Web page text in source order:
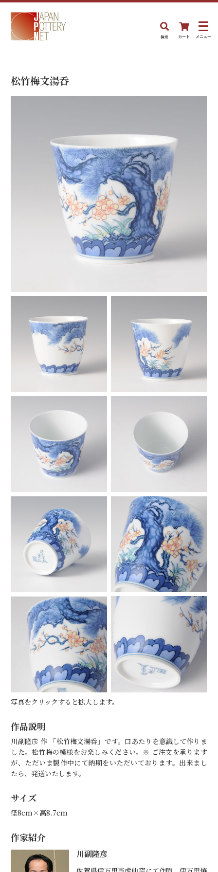
検索 カート メニュー
松竹梅文湯呑
写真をクリックすると拡大します。
作品説明
川副隆彦 作 「松竹梅文湯呑」です。口あたりを意識して作りま
した。松竹梅の模様をお楽しみください。※ ご注文を承ります
が、ただいま製作中にて納期をいただいております。出来まし
たら、発送いたします。
サイズ
径8cm×高8.7cm
作家紹介
川副隆彦